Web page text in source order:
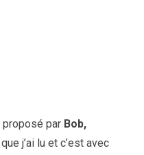
proposé par Bob,
j’ai lu et c’est avec